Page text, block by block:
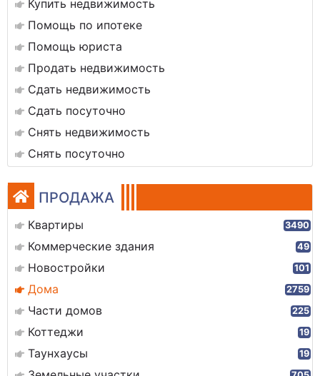
Купить недвижимость
Помощь по ипотеке
Помощь юриста
Продать недвижимость
Сдать недвижимость
Сдать посуточно
Снять недвижимость
Снять посуточно
ПРОДАЖА
Квартиры 3490
Коммерческие здания 49
Новостройки 101
Дома 2759
Части домов 225
Коттеджи 19
Таунхаусы 19